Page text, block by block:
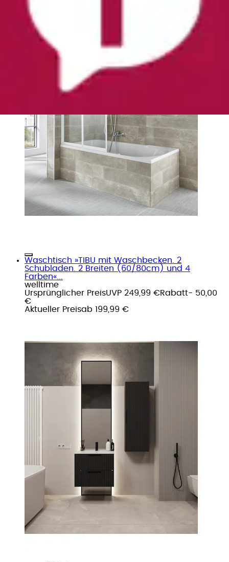
Waschtisch »TIBU mit Waschbecken. 2
Schubladen. 2 Breiten (60/80cm) und 4
Farben«...
welltime
Ursprünglicher PreisUVP 249,99 €Rabatt- 50,00
€
Aktueller Preisab 199,99 €